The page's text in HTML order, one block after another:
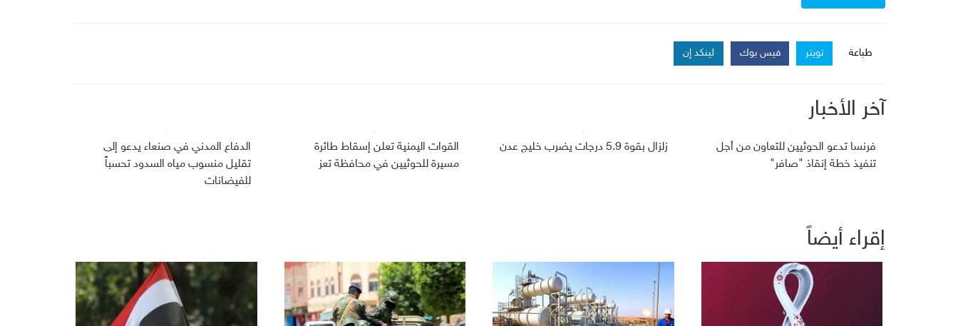
طباعة تويتر فيس بوك لينكد إن
آخر الأخبار
فرنسا تدعو الحوثيين للتعاون من أجل
تنفيذ خطة إنقاذ "صافر"
زلزال بقوة 5.9 درجات يضرب خليج عدن
القوات اليمنية تعلن إسقاط طائرة
مسيرة للحوثيين في محافظة تعز
الدفاع المدني في صنعاء يدعو إلى
تقليل منسوب مياه السدود تحسباً
للفيضانات
إقراء أيضاً